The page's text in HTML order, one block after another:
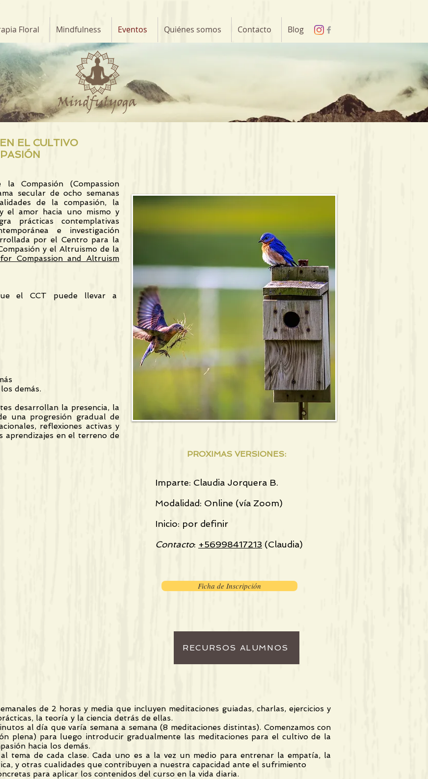
Floral Mindfulness Eventos Quiénes somos Contacto Blog
EL CULTIVO
Compasión (Compassion
secular de ocho semanas
de la compasión, la
el amor hacia uno mismo y
prácticas contemplativas
e investigación
por el Centro para la
y el Altruismo de la
Compassion and Altruism
el CCT puede llevar a
demás.
desarrollan la presencia, la
una progresión gradual de
reflexiones activas y
aprendizajes en el terreno de
PROXIMAS VERSIONES:
Imparte: Claudia Jorquera B.
Modalidad: Online (vía Zoom)
Inicio: por definir
Contacto: +56998417213 (Claudia)​
Ficha de Inscripción
RECURSOS ALUMNOS
de 2 horas y media que incluyen meditaciones guiadas, charlas, ejercicios y
la teoría y la ciencia detrás de ellas.
al día que varía semana a semana (8 meditaciones distintas). Comenzamos con
plena) para luego introducir gradualmente las meditaciones para el cultivo de la
hacia los demás.
tema de cada clase. Cada uno es a la vez un medio para entrenar la empatía, la
y otras cualidades que contribuyen a nuestra capacidad ante el sufrimiento
para aplicar los contenidos del curso en la vida diaria.